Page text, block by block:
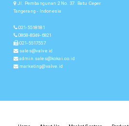
Jl. Pembangunan 2 No. 37. Batu Ceper
Tangerang - Indonesia
021-5518181
0858-8349-6821
021-5517557
sales@valve.id
admin.sales@kokai.co.id
marketing@valve.id